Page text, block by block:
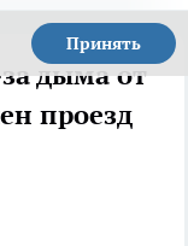
Принять
дыма от
проезд